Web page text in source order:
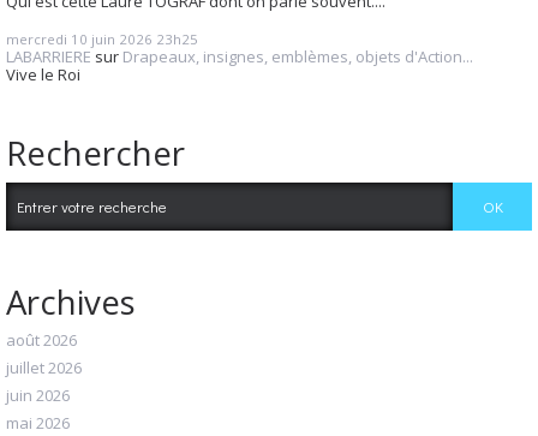
mercredi 10 juin 2026 23h25
LABARRIERE sur Drapeaux, insignes, emblèmes, objets d'Action...
Vive le Roi
Rechercher
Archives
août 2026
juillet 2026
juin 2026
mai 2026